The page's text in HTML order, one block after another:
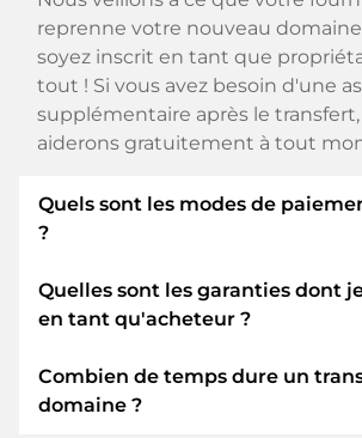
reprenne votre nouveau
soyez inscrit en tant que
tout ! Si vous avez besoin d'une
supplémentaire après le
aiderons gratuitement à tout
Quels sont les modes de
?
Nous utilisons SEPA comme
et utilisons STRIPE comme
paiement disponibles tels que :
PayPal, Klarna, ApplePay,
Quelles sont les garanties dont
en tant qu'acheteur ?
En tant qu'acheteur, nous vous
toujours les sécurités suivantes.
Combien de temps dure un
domaine ?